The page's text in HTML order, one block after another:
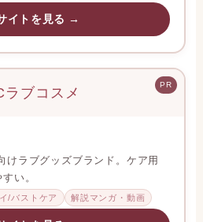
販。女性目線で選んだグッズ
。
ント10倍商品 お得なアウトレット